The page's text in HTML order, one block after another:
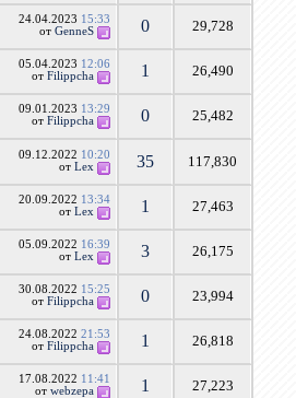
24.04.2023 15:33
отGenneS 0 29,728
05.04.2023 12:06
отFilippcha 1 26,490
09.01.2023 13:29
отFilippcha 0 25,482
09.12.2022 10:20
отLex 35 117,830
20.09.2022 13:34
отLex 1 27,463
05.09.2022 16:39
отLex 3 26,175
30.08.2022 15:25
отFilippcha 0 23,994
24.08.202221:53
отFilippcha 1 26,818
17.08.2022 11:41
отwebzepa 1 27,223